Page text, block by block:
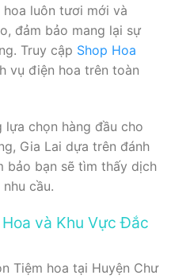
luôn tươi mới và
đảm bảo mang lại sự
Truy cập Shop Hoa
vụ điện hoa trên toàn
chọn hàng đầu cho
Gia Lai dựa trên đánh
bảo bạn sẽ tìm thấy dịch
cầu.
và Khu Vực Đắc
Tiệm hoa tại Huyện Chư